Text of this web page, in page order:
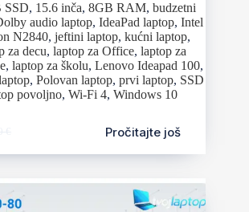
SSD, 15.6 inča, 8GB RAM, budzetni
audio laptop, IdeaPad laptop, Intel
N2840, jeftini laptop, kućni laptop,
za decu, laptop za Office, laptop za
, laptop za školu, Lenovo Ideapad 100,
, Polovan laptop, prvi laptop, SSD
povoljno, Wi-Fi 4, Windows 10
Pročitajte još